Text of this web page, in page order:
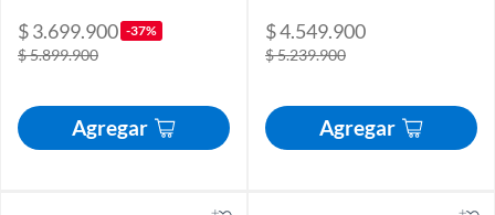
$ 3.699.900 -37%
$ 5.899.900
Agregar
$ 4.549.900
$ 5.239.900
Agregar